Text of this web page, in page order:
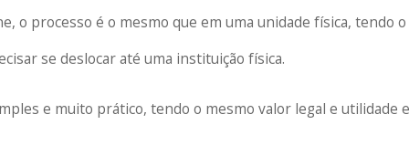
o processo é o mesmo que em uma unidade física, tendo o
se deslocar até uma instituição física.
e muito prático, tendo o mesmo valor legal e utilidade